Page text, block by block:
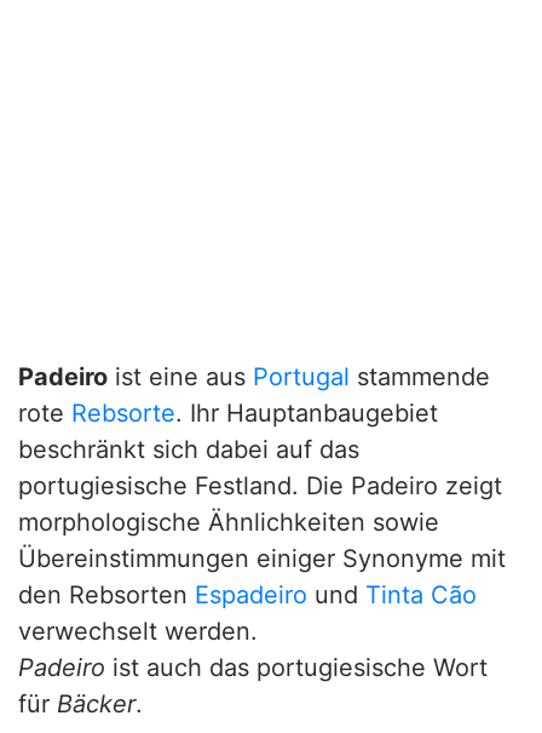
Padeiro ist eine aus Portugal stammende
rote Rebsorte. Ihr Hauptanbaugebiet
beschränkt sich dabei auf das
portugiesische Festland. Die Padeiro zeigt
morphologische Ähnlichkeiten sowie
Übereinstimmungen einiger Synonyme mit
den Rebsorten Espadeiro und Tinta Cão
verwechselt werden.
Padeiro ist auch das portugiesische Wort
für Bäcker.